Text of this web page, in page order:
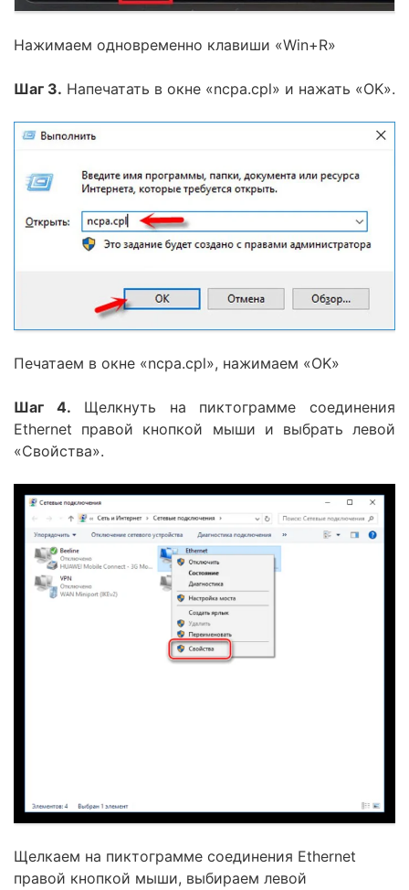
Нажимаем одновременно клавиши «Win+R»
Шаг 3. Напечатать в окне «ncpa.cpl» и нажать «OK».
Печатаем в окне «ncpa.cpl», нажимаем «OK»
Шаг 4. Щелкнуть на пиктограмме соединения
Ethernet правой кнопкой мыши и выбрать левой
«Свойства».
Щелкаем на пиктограмме соединения Ethernet
правой кнопкой мыши, выбираем левой